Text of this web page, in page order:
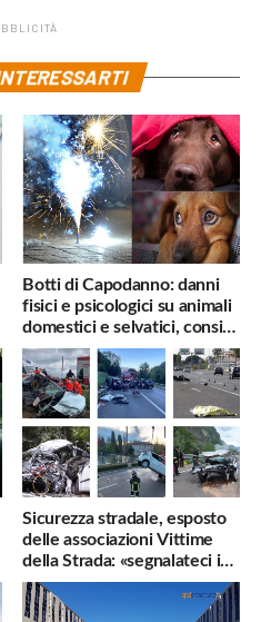
Botti di Capodanno: danni
fisici e psicologici su animali
domestici e selvatici, consigli
utili
Sicurezza stradale, esposto
delle associazioni Vittime
della Strada: «segnalateci i
pericoli, interverremo
subito»